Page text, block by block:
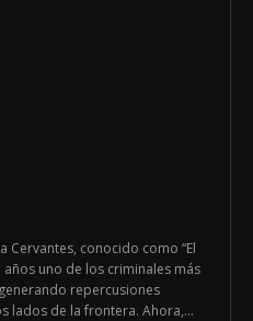
Cervantes, conocido como “El
uno de los criminales más
repercusiones
lados de la frontera. Ahora,...